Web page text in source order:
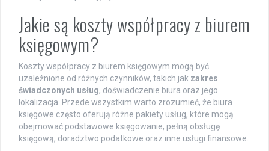
Jakie są koszty współpracy z biurem
księgowym?
Koszty współpracy z biurem księgowym mogą być
uzależnione od różnych czynników, takich jak zakres
świadczonych usług, doświadczenie biura oraz jego
lokalizacja. Przede wszystkim warto zrozumieć, że biura
księgowe często oferują różne pakiety usług, które mogą
obejmować podstawowe księgowanie, pełną obsługę
księgową, doradztwo podatkowe oraz inne usługi finansowe.